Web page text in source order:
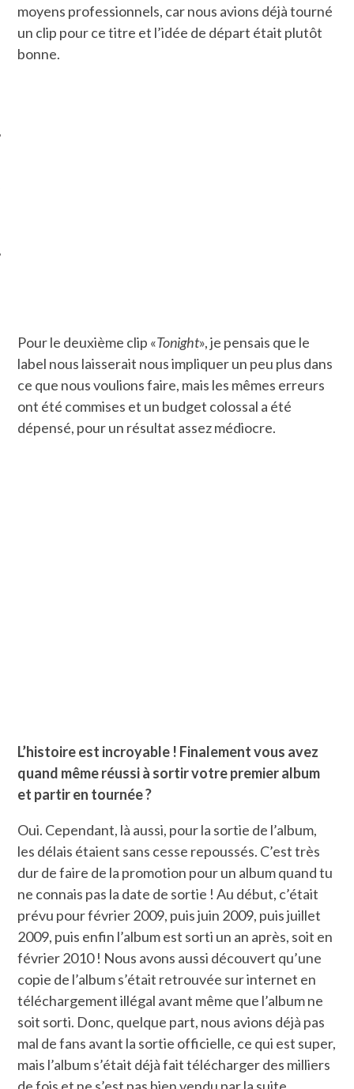
moyens professionnels, car nous avions déjà tourné
un clip pour ce titre et l’idée de départ était plutôt
bonne.
Pour le deuxième clip «Tonight», je pensais que le
label nous laisserait nous impliquer un peu plus dans
ce que nous voulions faire, mais les mêmes erreurs
ont été commises et un budget colossal a été
dépensé, pour un résultat assez médiocre.
L’histoire est incroyable ! Finalement vous avez
quand même réussi à sortir votre premier album
et partir en tournée ?
Oui. Cependant, là aussi, pour la sortie de l’album,
les délais étaient sans cesse repoussés. C’est très
dur de faire de la promotion pour un album quand tu
ne connais pas la date de sortie ! Au début, c’était
prévu pour février 2009, puis juin 2009, puis juillet
2009, puis enfin l’album est sorti un an après, soit en
février 2010 ! Nous avons aussi découvert qu’une
copie de l’album s’était retrouvée sur internet en
téléchargement illégal avant même que l’album ne
soit sorti. Donc, quelque part, nous avions déjà pas
mal de fans avant la sortie officielle, ce qui est super,
mais l’album s’était déjà fait télécharger des milliers